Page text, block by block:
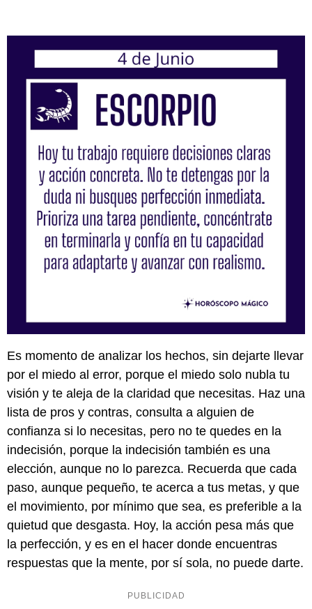
Es momento de analizar los hechos, sin dejarte llevar
por el miedo al error, porque el miedo solo nubla tu
visión y te aleja de la claridad que necesitas. Haz una
lista de pros y contras, consulta a alguien de
confianza si lo necesitas, pero no te quedes en la
indecisión, porque la indecisión también es una
elección, aunque no lo parezca. Recuerda que cada
paso, aunque pequeño, te acerca a tus metas, y que
el movimiento, por mínimo que sea, es preferible a la
quietud que desgasta. Hoy, la acción pesa más que
la perfección, y es en el hacer donde encuentras
respuestas que la mente, por sí sola, no puede darte.